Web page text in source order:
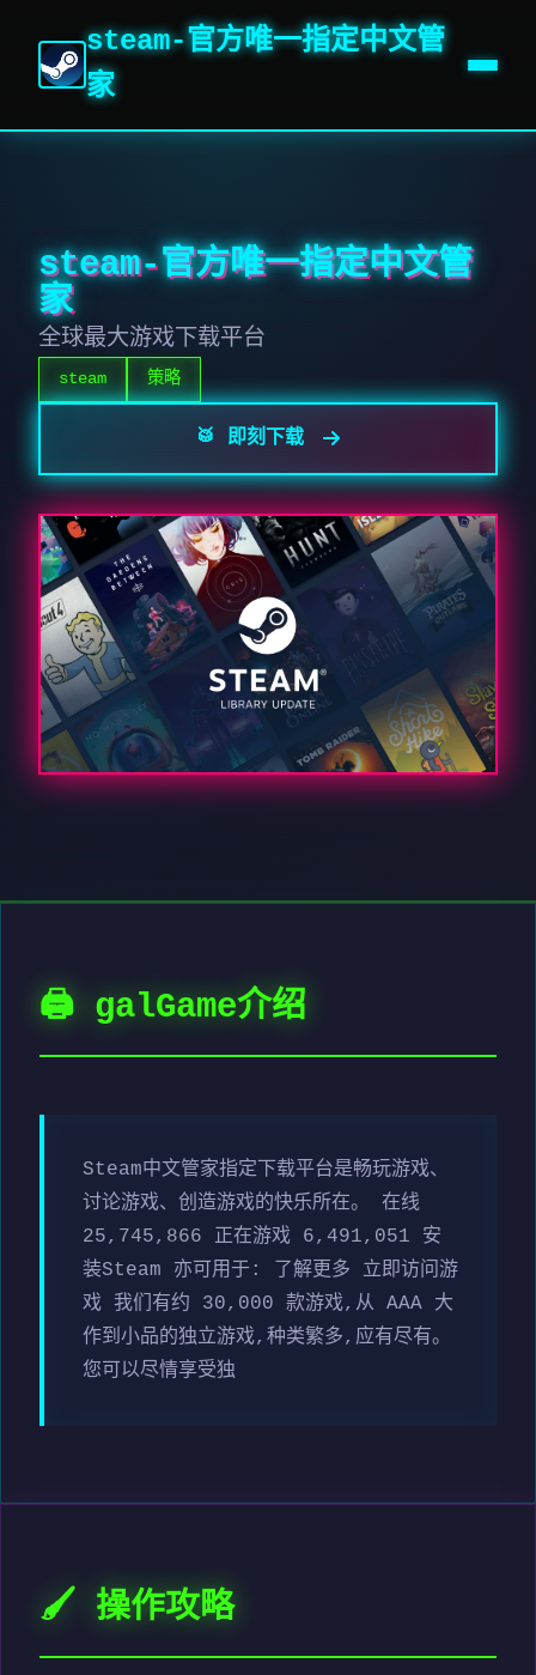
steam-官方唯一指定中文管
家
steam-官方唯一指定中文管
家
全球最大游戏下载平台
steam 策略
🥁 即刻下载
🖨️ galGame介绍
Steam中文管家指定下载平台是畅玩游戏、
讨论游戏、创造游戏的快乐所在。 在线
25,745,866 正在游戏 6,491,051 安
装Steam 亦可用于: 了解更多 立即访问游
戏 我们有约 30,000 款游戏,从 AAA 大
作到小品的独立游戏,种类繁多,应有尽有。
您可以尽情享受独
🖌️ 操作攻略